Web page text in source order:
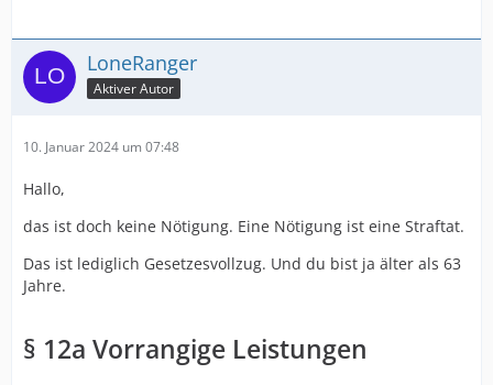
LoneRanger
Aktiver Autor
10. Januar 2024 um 07:48
Hallo,
das ist doch keine Nötigung. Eine Nötigung ist eine Straftat.
Das ist lediglich Gesetzesvollzug. Und du bist ja älter als 63
Jahre.
§ 12a Vorrangige Leistungen